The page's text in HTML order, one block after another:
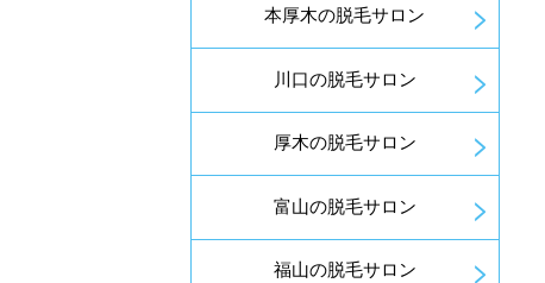
本厚木の脱毛サロン
川口の脱毛サロン
厚木の脱毛サロン
富山の脱毛サロン
福山の脱毛サロン